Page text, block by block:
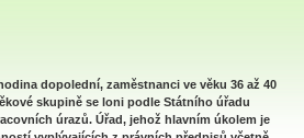
dopolední, zaměstnanci ve věku 36 až 40
skupině se loni podle Státního úřadu
úrazů. Úřad, jehož hlavním úkolem je